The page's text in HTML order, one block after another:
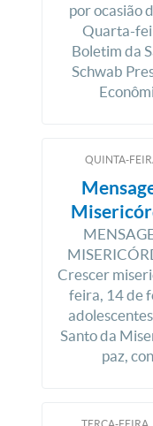
por ocasião
Quarta-
Boletim da
Schwab
QUINTA-
Crescer
feira, 14 de
Santo da
paz,